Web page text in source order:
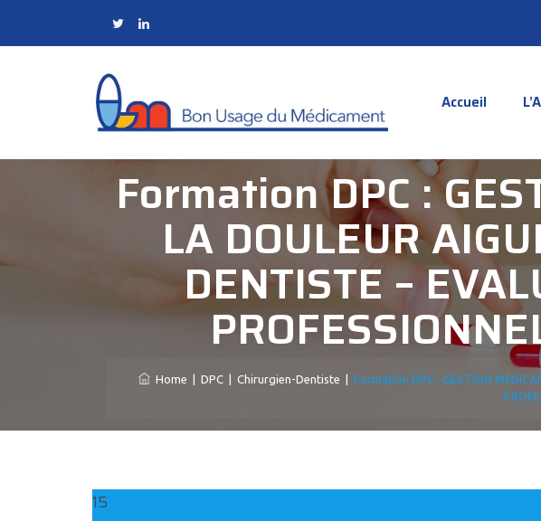
Accueil
Formation DPC :
LA DOULEUR
DENTISTE –
Home DPC Chirurgien-Dentiste
Formation DPC : GESTION
15